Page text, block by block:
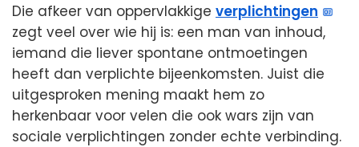
Die afkeer van oppervlakkige verplichtingen
zegt veel over wie hij is: een man van inhoud,
iemand die liever spontane ontmoetingen
heeft dan verplichte bijeenkomsten. Juist die
uitgesproken mening maakt hem zo
herkenbaar voor velen die ook wars zijn van
sociale verplichtingen zonder echte verbinding.